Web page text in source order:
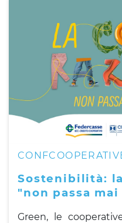
Sostenibilità:
"non passa
Green, le